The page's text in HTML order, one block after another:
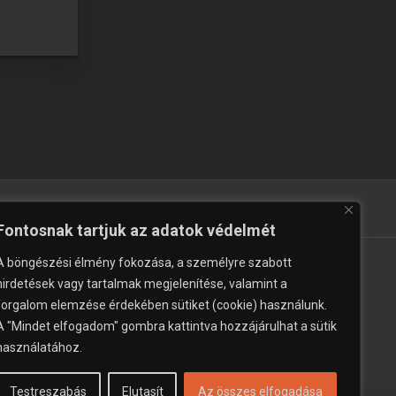
tartjuk az adatok védelmét
böngészési élmény fokozása, a személyre szabott
vagy tartalmak megjelenítése, valamint a
elemzése érdekében sütiket (cookie) használunk.
"Mindet elfogadom" gombra kattintva hozzájárulhat a sütik
Testreszabás Elutasít Az összes elfogadása